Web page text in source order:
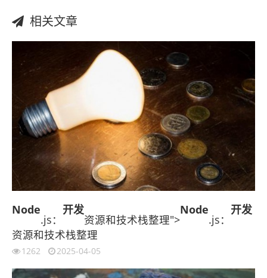
相关文章
Node
.js：
开发
资源和技术栈整理">
Node
.js：
开发
资源和技术栈整理
1262 2025-04-05